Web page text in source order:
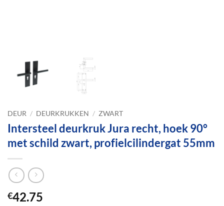
DEUR / DEURKRUKKEN / ZWART
Intersteel deurkruk Jura recht, hoek 90°
met schild zwart, profielcilindergat 55mm
€42.75